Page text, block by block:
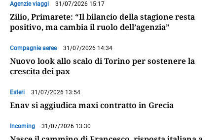
Agenzie viaggi 31/07/2026 15:17
Zilio, Primarete: “Il bilancio della stagione resta
positivo, ma cambia il ruolo dell’agenzia”
Compagnie aeree 31/07/2026 14:34
Nuovo look allo scalo di Torino per sostenere la
crescita dei pax
Esteri 31/07/2026 13:54
Enav si aggiudica maxi contratto in Grecia
Incoming 31/07/2026 13:30